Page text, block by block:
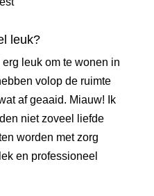
leuk?
leuk om te wonen in
volop de ruimte
af geaaid. Miauw! Ik
niet zoveel liefde
worden met zorg
en professioneel